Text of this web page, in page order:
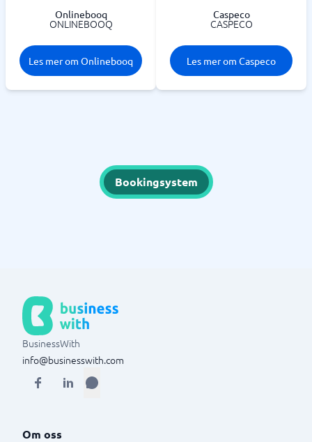
Onlinebooq
ONLINEBOOQ
Les mer om Onlinebooq
Caspeco
CASPECO
Les mer om Caspeco
Bookingsystem
BusinessWith
info@businesswith.com
Om oss